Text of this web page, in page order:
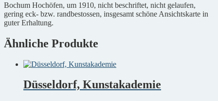
Bochum Hochöfen, um 1910, nicht beschriftet, nicht gelaufen,
gering eck- bzw. randbestossen, insgesamt schöne Ansichtskarte in
guter Erhaltung.
Ähnliche Produkte
Düsseldorf, Kunstakademie